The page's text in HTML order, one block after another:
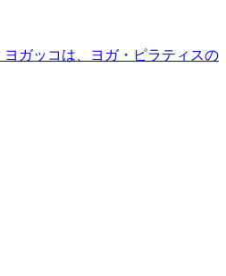
ガッコは、ヨガ・ピラティスの